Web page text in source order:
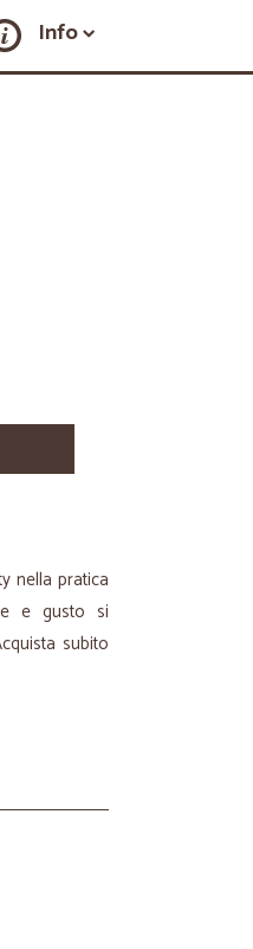
Info
nella pratica
e gusto si
subito